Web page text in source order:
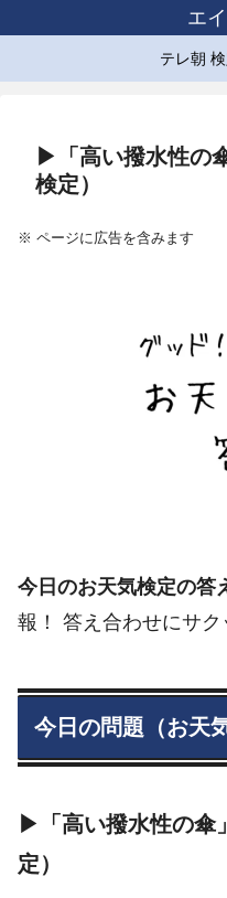
エ
テレ朝
▶「高い撥水性の
検定）
※ ページに広告を含みます
今日のお天気検定の答
報！ 答え合わせにサク
今日の問題（お天
▶「高い撥水性の傘
定）